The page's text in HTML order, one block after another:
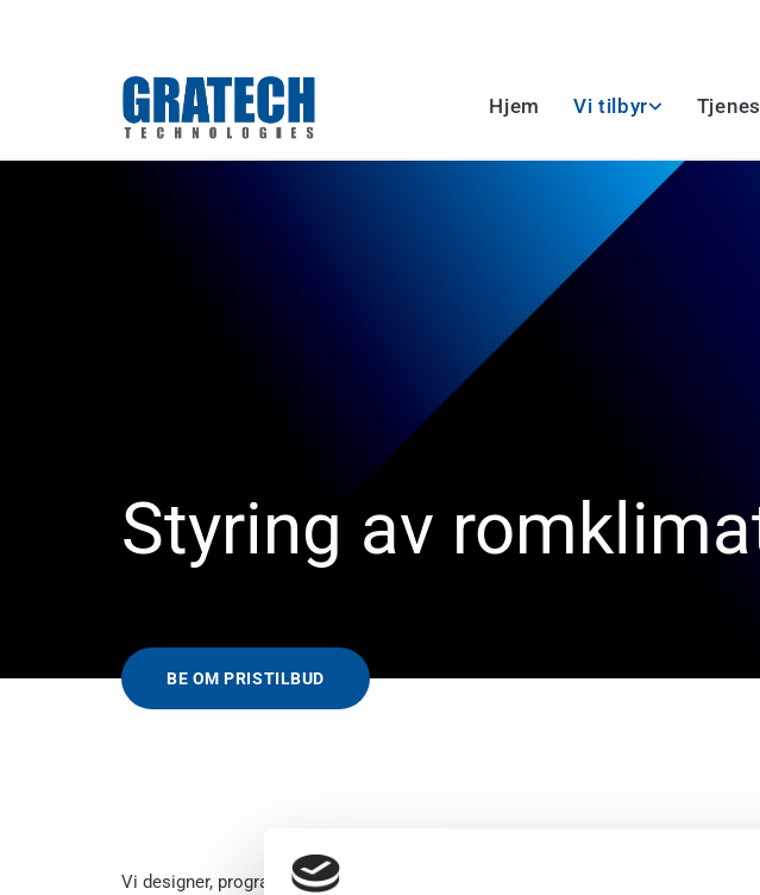
Hjem Vi tilbyr
Styring av
BE OM PRISTILBUD
Vi designer, programmerer og leverer styring av varme og kjøling for alle typer